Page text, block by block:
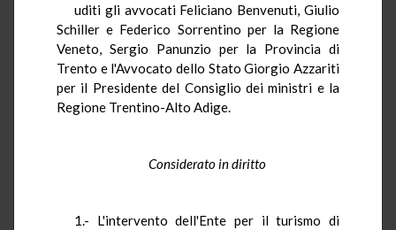
uditi gli avvocati Feliciano Benvenuti, Giulio
Schiller e Federico Sorrentino per la Regione
Veneto, Sergio Panunzio per la Provincia di
Trento e l'Avvocato dello Stato Giorgio Azzariti
per il Presidente del Consiglio dei ministri e la
Regione Trentino-Alto Adige.
Considerato in diritto
1.- L'intervento dell'Ente per il turismo di